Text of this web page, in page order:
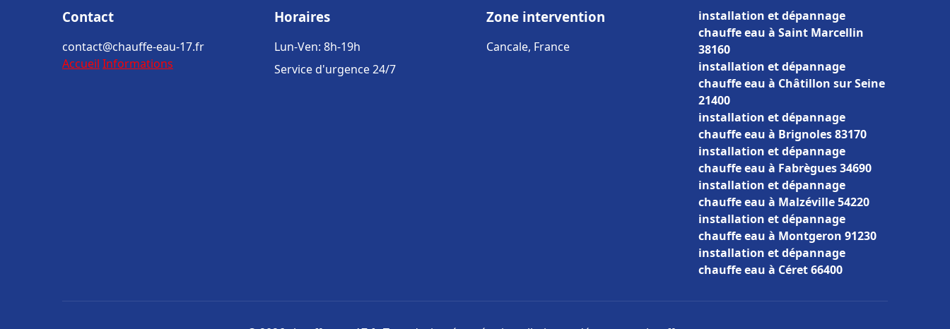
Contact
contact@chauffe-eau-17.fr
Accueil Informations
Horaires
Lun-Ven: 8h-19h
Service d'urgence 24/7
Zone intervention
Cancale, France
installation et dépannage
chauffe eau à Saint Marcellin
38160
installation et dépannage
chauffe eau à Châtillon sur Seine
21400
installation et dépannage
chauffe eau à Brignoles 83170
installation et dépannage
chauffe eau à Fabrègues 34690
installation et dépannage
chauffe eau à Malzéville 54220
installation et dépannage
chauffe eau à Montgeron 91230
installation et dépannage
chauffe eau à Céret 66400